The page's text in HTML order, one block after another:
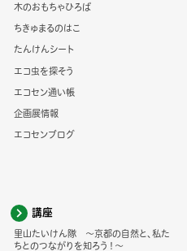
木のおもちゃひろば
ちきゅまるのはこ
たんけんシート
エコ虫を探そう
エコセン通い帳
企画展情報
エコセンブログ
講座
里山たいけん隊 ～京都の自然と、私た
ちとのつながりを知ろう！～